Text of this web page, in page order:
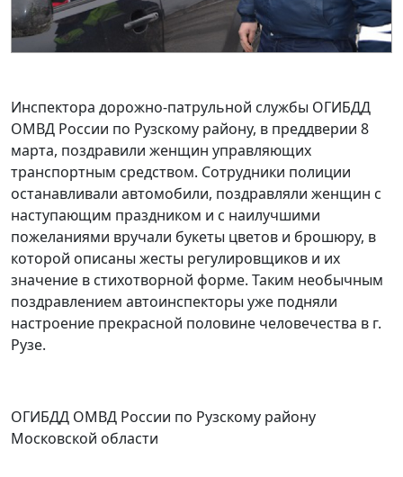
Инспектора дорожно-патрульной службы ОГИБДД
ОМВД России по Рузскому району, в преддверии 8
марта, поздравили женщин управляющих
транспортным средством. Сотрудники полиции
останавливали автомобили, поздравляли женщин с
наступающим праздником и с наилучшими
пожеланиями вручали букеты цветов и брошюру, в
которой описаны жесты регулировщиков и их
значение в стихотворной форме. Таким необычным
поздравлением автоинспекторы уже подняли
настроение прекрасной половине человечества в г.
Рузе.
ОГИБДД ОМВД России по Рузскому району
Московской области